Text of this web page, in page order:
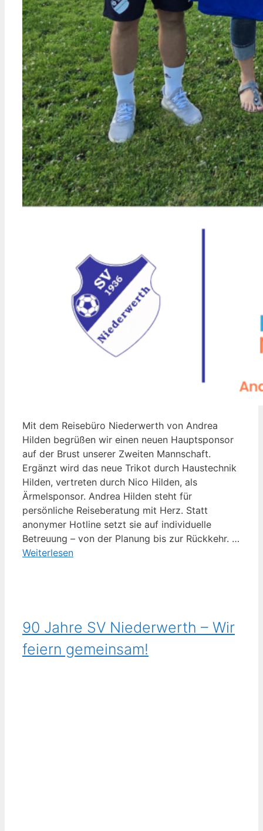
Mit dem Reisebüro Niederwerth von Andrea
Hilden begrüßen wir einen neuen Hauptsponsor
auf der Brust unserer Zweiten Mannschaft.
Ergänzt wird das neue Trikot durch Haustechnik
Hilden, vertreten durch Nico Hilden, als
Ärmelsponsor. Andrea Hilden steht für
persönliche Reiseberatung mit Herz. Statt
anonymer Hotline setzt sie auf individuelle
Betreuung – von der Planung bis zur Rückkehr. …
Weiterlesen
90 Jahre SV Niederwerth – Wir
feiern gemeinsam!